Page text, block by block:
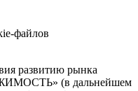
файлов
развитию рынка
(в дальнейшем